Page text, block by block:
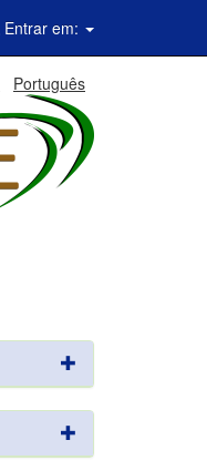
Entrar em:
Português